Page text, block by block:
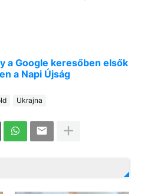
a Google keresőben elsők
a Napi Újság
Ukrajna